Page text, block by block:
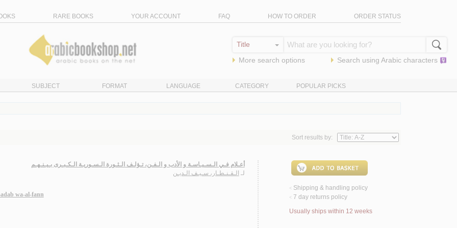
RARE BOOKS YOUR ACCOUNT FAQ HOW TO ORDER ORDER STATUS
More search options Search using Arabic characters
SUBJECT FORMAT LANGUAGE CATEGORY POPULAR PICKS
Sort results by:
أعـلام فـي الـسـيـاسـة و الأدب و الـفـن، تـؤلـف الـثـورة الـسـوريـة الـكـبـرى بـيـنـهـم
لـ الـقـنـطـار، سـيـف الـديـن
wa-al-fann
< Shipping & handling policy
< 7 day returns policy
Usually ships within 12 weeks